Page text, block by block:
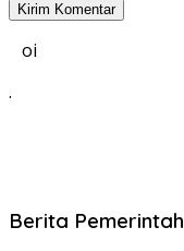
oi
.
Berita Pemerintah